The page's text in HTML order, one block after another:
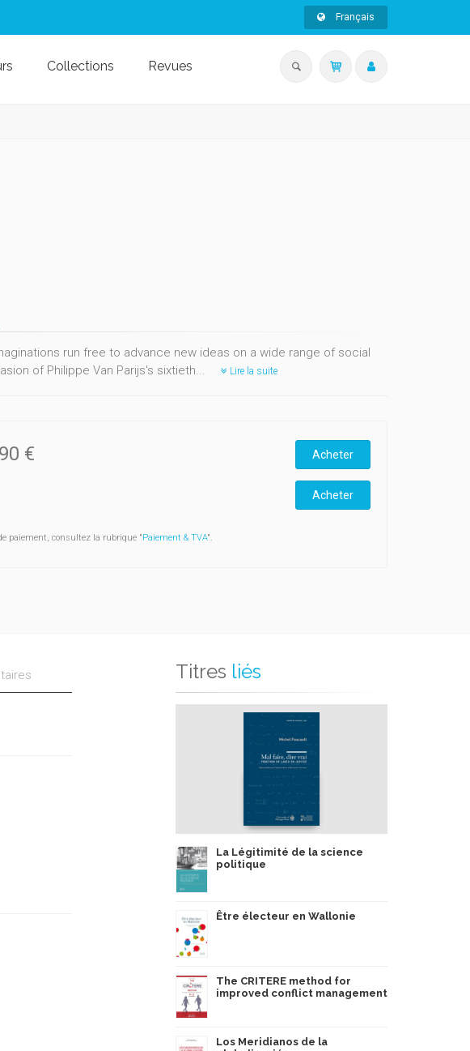
Français
Collections Revues
run free to advance new ideas on a wide range of social
of Philippe Van Parijs's sixtieth...
Lire la suite
€ Acheter
Acheter
paiement, consultez la rubrique "Paiement & TVA".
Titres liés
La Légitimité de la science
politique
Être électeur en Wallonie
The CRITERE method for
improved conflict management
Los Meridianos de la